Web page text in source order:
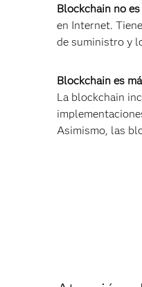
Blockchain no
en Internet.
de suministro y
Blockchain es
La blockchain
Asimismo, las